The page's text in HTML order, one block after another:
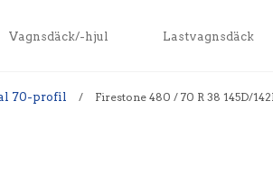
Vagnsdäck/-hjul Lastvagnsdäck
70-profil / Firestone 480 / 70 R 38 145D/